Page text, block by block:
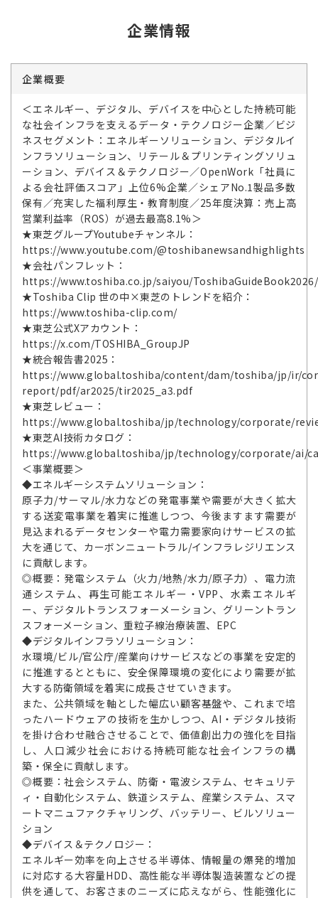
企業情報
企業概要
＜エネルギー、デジタル、デバイスを中心とした持続可能
な社会インフラを支えるデータ・テクノロジー企業／ビジ
ネスセグメント：エネルギーソリューション、デジタルイ
ンフラソリューション、リテール＆プリンティングソリュ
ーション、デバイス＆テクノロジー／OpenWork「社員に
よる会社評価スコア」上位6%企業／シェアNo.1製品多数
保有／充実した福利厚生・教育制度／25年度決算：売上高
営業利益率（ROS）が過去最高8.1%＞
★東芝グループYoutubeチャンネル：
https://www.youtube.com/@toshibanewsandhighlights
★会社パンフレット：
https://www.toshiba.co.jp/saiyou/
★Toshiba Clip 世の中×東芝のトレンドを紹介：
https://www.toshiba-clip.com/
★東芝公式Xアカウント：
https://x.com/TOSHIBA_GroupJP
★統合報告書2025：
https://www.global.toshiba/content/dam/toshiba/jp/ir/
report/pdf/ar2025/tir2025_a3.pdf
★東芝レビュー：
https://www.global.toshiba/jp/technology/corporate/
★東芝AI技術カタログ：
https://www.global.toshiba/jp/technology/corporate/ai/
＜事業概要＞
◆エネルギーシステムソリューション：
原子力/サーマル/水力などの発電事業や需要が大きく拡大
する送変電事業を着実に推進しつつ、今後ますます需要が
見込まれるデータセンターや電力需要家向けサービスの拡
大を通じて、カーボンニュートラル/インフラレジリエンス
に貢献します。
◎概要：発電システム（火力/地熱/水力/原子力）、電力流
通システム、再生可能エネルギー・VPP、水素エネルギ
ー、デジタルトランスフォーメーション、グリーントラン
スフォーメーション、重粒子線治療装置、EPC
◆デジタルインフラソリューション：
水環境/ビル/官公庁/産業向けサービスなどの事業を安定的
に推進するとともに、安全保障環境の変化により需要が拡
大する防衛領域を着実に成長させていきます。
また、公共領域を軸とした幅広い顧客基盤や、これまで培
ったハードウェアの技術を生かしつつ、AI・デジタル技術
を掛け合わせ融合させることで、価値創出力の強化を目指
し、人口減少社会における持続可能な社会インフラの構
築・保全に貢献します。
◎概要：社会システム、防衛・電波システム、セキュリテ
ィ・自動化システム、鉄道システム、産業システム、スマ
ートマニュファクチャリング、バッテリー、ビルソリュー
ション
◆デバイス＆テクノロジー：
エネルギー効率を向上させる半導体、情報量の爆発的増加
に対応する大容量HDD、高性能な半導体製造装置などの提
供を通して、お客さまのニーズに応えながら、性能強化に